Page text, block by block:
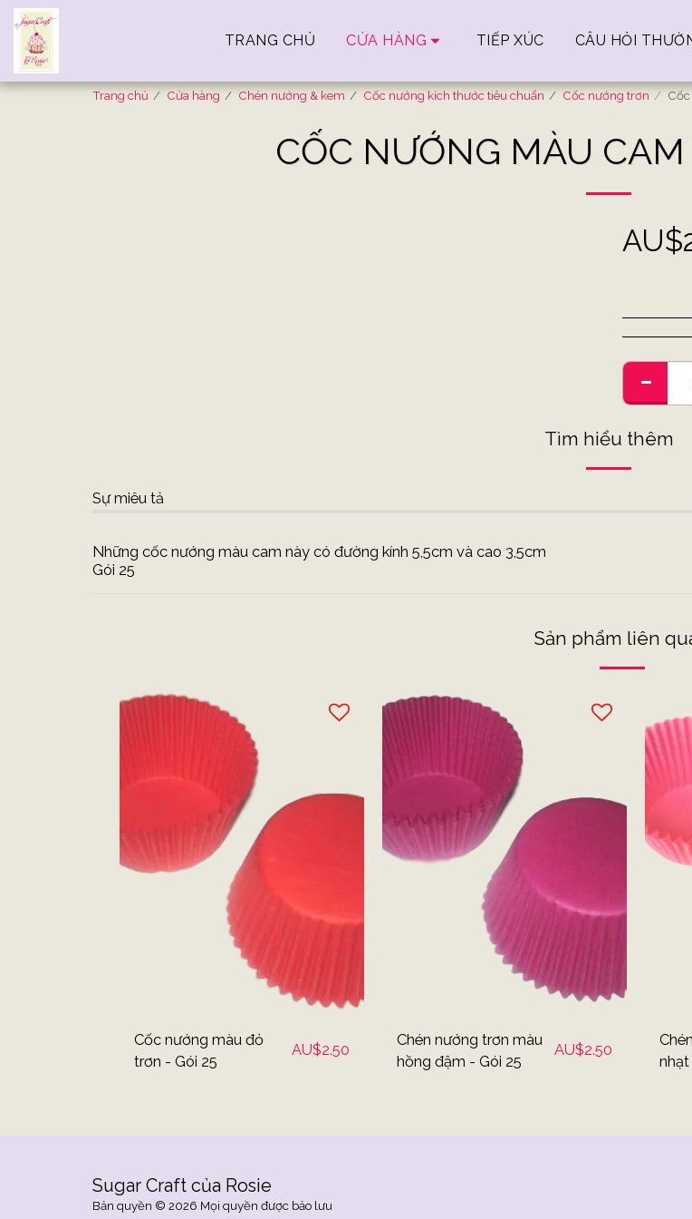
TRANG CHỦ CỬA HÀNG TIẾP XÚC CÂU HỎI
Trang chủ Cửa hàng Chén nướng & kem Cốc nướng kích thước tiêu chuẩn Cốc nướng trơn
CỐC NƯỚNG MÀU
AU$
Tìm hiểu thêm
Sự miêu tả
Những cốc nướng màu cam này có đường kính 5,5cm và cao 3,5cm
Gói 25
Sản phẩm liên
Cốc nướng màu đỏ
trơn - Gói 25
AU$2.50
Chén nướng trơn màu
hồng đậm - Gói 25
AU$2.50
nhạt
Sugar Craft của Rosie
Bản quyền © 2026 Mọi quyền được bảo lưu